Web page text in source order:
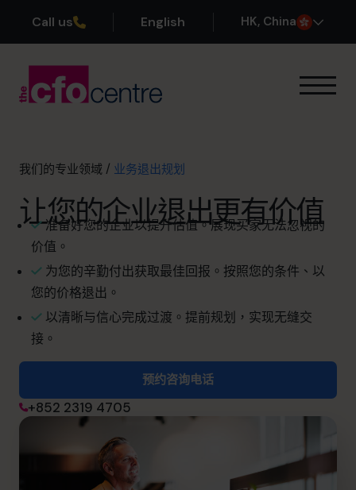
Call us English HK, China
利润提升
规模扩张
首席财务官的 首席财务官
其他服务
运作方式
我们的首席财务官
成功案例
关于我们
预约咨询电话
+852 2319 4705
我们的专业领域 / 业务退出规划
让您的企业退出更有价值
准备好您的企业以提升估值。展现买家无法忽视的
价值。
为您的辛勤付出获取最佳回报。按照您的条件、以
您的价格退出。
以清晰与信心完成过渡。提前规划，实现无缝交
接。
预约咨询电话
+852 2319 4705